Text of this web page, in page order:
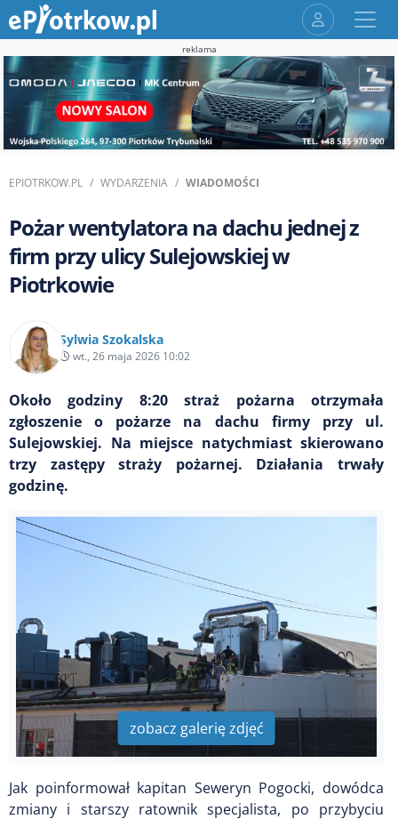
reklama
EPIOTRKOW.PL WYDARZENIA WIADOMOŚCI
Pożar wentylatora na dachu jednej z
firm przy ulicy Sulejowskiej w
Piotrkowie
Sylwia Szokalska
wt., 26 maja 2026 10:02
Około godziny 8:20 straż pożarna otrzymała
zgłoszenie o pożarze na dachu firmy przy ul.
Sulejowskiej. Na miejsce natychmiast skierowano
trzy zastępy straży pożarnej. Działania trwały
godzinę.
zobacz galerię zdjęć
Jak poinformował kapitan Seweryn Pogocki, dowódca
zmiany i starszy ratownik specjalista, po przybyciu